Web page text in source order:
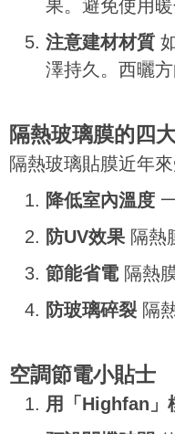
果。避免使用
注意建材材質
澤持久。西曬
隔熱玻璃膜的四
隔熱玻璃貼膜近年
降低室內溫度
防UV效果 隔熱
節能省電隔熱
防玻璃碎裂 隔
空調節電小貼士
用「Highfan」